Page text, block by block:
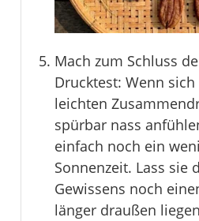
Mach zum Schluss
Drucktest: Wenn
leichten
spürbar nass
einfach noch ein
Sonnenzeit. Lass sie
Gewissens noch
länger draußen